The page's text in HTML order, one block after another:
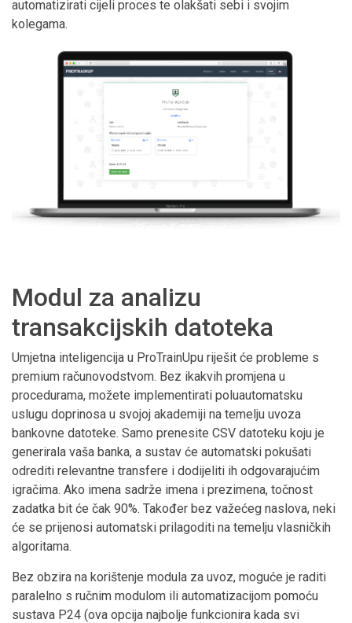
automatizirati cijeli proces te olakšati sebi i svojim
kolegama.
Modul za analizu
transakcijskih datoteka
Umjetna inteligencija u ProTrainUpu riješit će probleme s
premium računovodstvom. Bez ikakvih promjena u
procedurama, možete implementirati poluautomatsku
uslugu doprinosa u svojoj akademiji na temelju uvoza
bankovne datoteke. Samo prenesite CSV datoteku koju je
generirala vaša banka, a sustav će automatski pokušati
odrediti relevantne transfere i dodijeliti ih odgovarajućim
igračima. Ako imena sadrže imena i prezimena, točnost
zadatka bit će čak 90%. Također bez važećeg naslova, neki
će se prijenosi automatski prilagoditi na temelju vlasničkih
algoritama.
Bez obzira na korištenje modula za uvoz, moguće je raditi
paralelno s ručnim modulom ili automatizacijom pomoću
sustava P24 (ova opcija najbolje funkcionira kada svi